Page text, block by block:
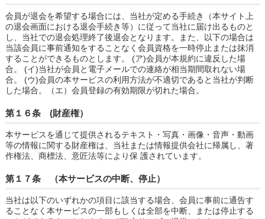
会員が退会を希望する場合には、当社が定める手続き（本サイト上
の退会画面における退会手続き等）に従って当社に届け出るものと
し、当社での退会処理終了後退会となります。また、以下の場合は
当該会員に事前通知をすることなく会員資格を一時停止または抹消
することができるものとします。 (ア)会員が本規約に違反した場
合。 (イ)当社が会員と電子メールでの連絡が相当期間取れない場
合。 (ウ)会員の本サービスの利用方法が不適切であると当社が判断
した場合。（エ）会員登録の有効期限が切れた場合。
第１６条 (財産権）
本サービスを通じて提供されるテキスト・写真・画像・音声・動画
等の情報に関する財産権は、当社または情報提供会社に帰属し、著
作権法、商標法、意匠法等により保 護されています。
第１７条 （本サービスの中断、停止）
当社は以下のいずれかの項目に該当する場合、会員に事前に通告す
ることなく本サービスの一部もしくは全部を中断、または停止する